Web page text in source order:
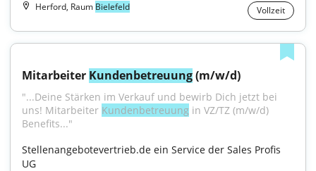
Herford, Raum Bielefeld Vollzeit
Mitarbeiter Kundenbetreuung (m/w/d)
"...Deine Stärken im Verkauf und bewirb Dich jetzt bei
uns! Mitarbeiter Kundenbetreuung in VZ/TZ (m/w/d)
Benefits..."
Stellenangebotevertrieb.de ein Service der Sales Profis
UG